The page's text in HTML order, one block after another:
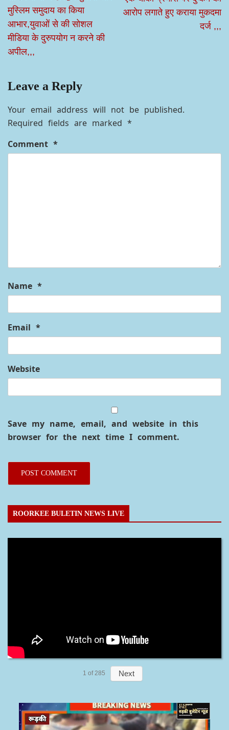
रहे।इस अवसर पर वरिष्ठ पत्रकार राजकुमार चौधरी,केपी सिंह,प्रिंस
शर्मा,सुदेश कांत शर्मा,विजेंद्र सैनी,संजय पाल,बबलू सैनी,ब्रह्मानंद
चौधरी,अश्वनी उपाध्याय, अंकित त्यागी,अरुण कुमार,अंकित सोंधी तथा
इमरान देशभक्त आदि का चौधरी सुभाष नंबरदार द्वारा फूल माला एवं
धार्मिक ग्रंथ की बेअदबी मामले में
शादाब शम्स ने हरिद्वार पुलिस और
एक चौकी प्रभारी पर दुष्कर्म का
Your email address will not be published.
Name*
Email*
Website
ROORKEE BULETIN NEWS LIVE